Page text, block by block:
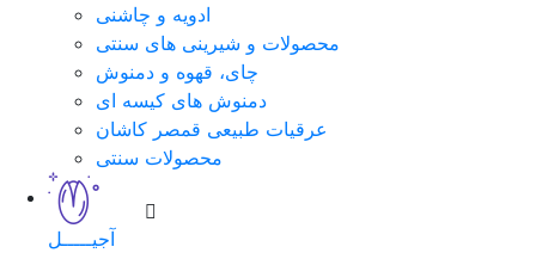
ادویه و چاشنی
محصولات و شیرینی های سنتی
چای، قهوه و دمنوش
دمنوش های کیسه ای
عرقیات طبیعی قمصر کاشان
محصولات سنتی
آجیـــــل